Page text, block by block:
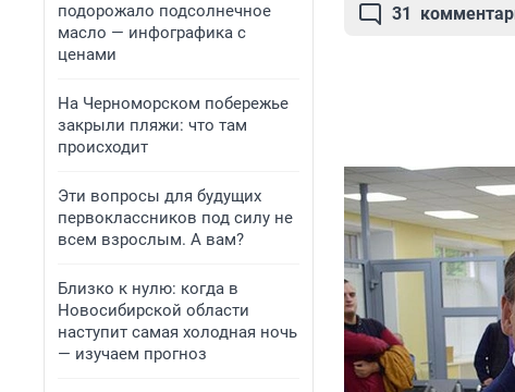
подорожало подсолнечное
масло — инфографика с
ценами
На Черноморском побережье
закрыли пляжи: что там
происходит
Эти вопросы для будущих
первоклассников под силу не
всем взрослым. А вам?
Близко к нулю: когда в
Новосибирской области
наступит самая холодная ночь
— изучаем прогноз
31